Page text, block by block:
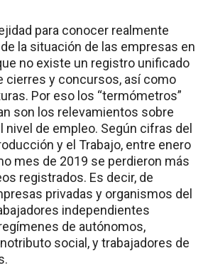
para conocer realmente
la situación de las empresas en
no existe un registro unificado
cierres y concursos, así como
Por eso los “termómetros”
son los relevamientos sobre
nivel de empleo. Según cifras del
y el Trabajo, entre enero
mes de 2019 se perdieron más
registrados. Es decir, de
privadas y organismos del
independientes
de autónomos,
social, y trabajadores de